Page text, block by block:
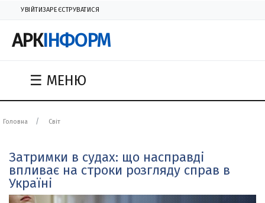
УВІЙТИЗАРЕЄСТРУВАТИСЯ
АРКІНФОРМ
☰ МЕНЮ
Головна Світ
Затримки в судах: що насправді
впливає на строки розгляду справ в
Україні